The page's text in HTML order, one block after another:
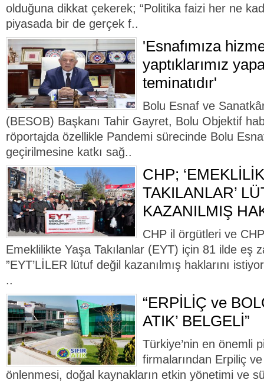
olduğuna dikkat çekerek; “Politika faizi her ne
piyasada bir de gerçek f..
'Esnafımıza
yaptıklarımız
teminatıdır'
Bolu Esnaf ve
(BESOB) Başkanı Tahir Gayret, Bolu Objektif
röportajda özellikle Pandemi sürecinde Bolu
geçirilmesine katkı sağ..
CHP;
TAKILANLAR’
KAZANILMIŞ
CHP il örgütleri ve
Emeklilikte Yaşa Takılanlar (EYT) için 81 ilde eş
”EYT’LİLER lütuf değil kazanılmış haklarını
..
“ERPİLİÇ ve
ATIK’ BELGELİ”
Türkiye’nin en önemli
firmalarından Erpiliç
önlenmesi, doğal kaynakların etkin yönetimi ve